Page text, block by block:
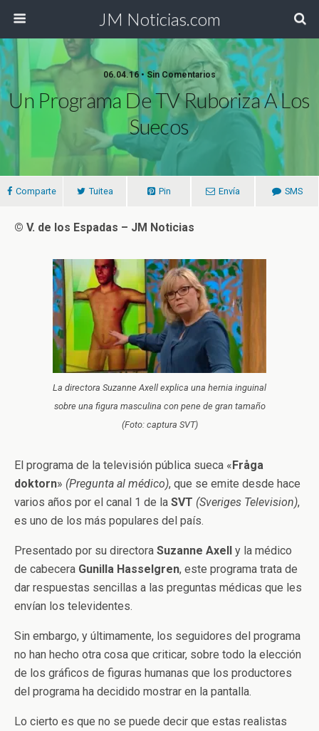
JM Noticias.com
06.04.16 • Sin Comentarios
Un Programa De TV Ruboriza A Los
Suecos
Comparte Tuitea Pin Envía SMS
© V. de los Espadas – JM Noticias
La directora Suzanne Axell explica una hernia inguinal
sobre una figura masculina con pene de gran tamaño
(Foto: captura SVT)
El programa de la televisión pública sueca «Fråga
doktorn» (Pregunta al médico), que se emite desde hace
varios años por el canal 1 de la SVT (Sveriges Television),
es uno de los más populares del país.
Presentado por su directora Suzanne Axell y la médico
de cabecera Gunilla Hasselgren, este programa trata de
dar respuestas sencillas a las preguntas médicas que les
envían los televidentes.
Sin embargo, y últimamente, los seguidores del programa
no han hecho otra cosa que criticar, sobre todo la elección
de los gráficos de figuras humanas que los productores
del programa ha decidido mostrar en la pantalla.
Lo cierto es que no se puede decir que estas realistas